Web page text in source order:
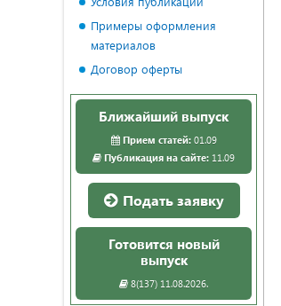
Примеры оформления
материалов
Договор оферты
Ближайший выпуск
Прием статей:01.09
Публикация на сайте: 11.09
Подать заявку
Готовится новый
выпуск
8(137) 11.08.2026.